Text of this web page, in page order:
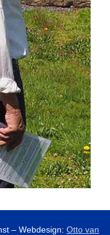
– Webdesign: Otto van